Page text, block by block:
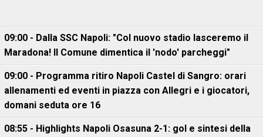
09:00 - Dalla SSC Napoli: "Col nuovo stadio lasceremo il
Maradona! Il Comune dimentica il 'nodo' parcheggi"
09:00 - Programma ritiro Napoli Castel di Sangro: orari
allenamenti ed eventi in piazza con Allegri e i giocatori,
domani seduta ore 16
08:55 - Highlights Napoli Osasuna 2-1: gol e sintesi della